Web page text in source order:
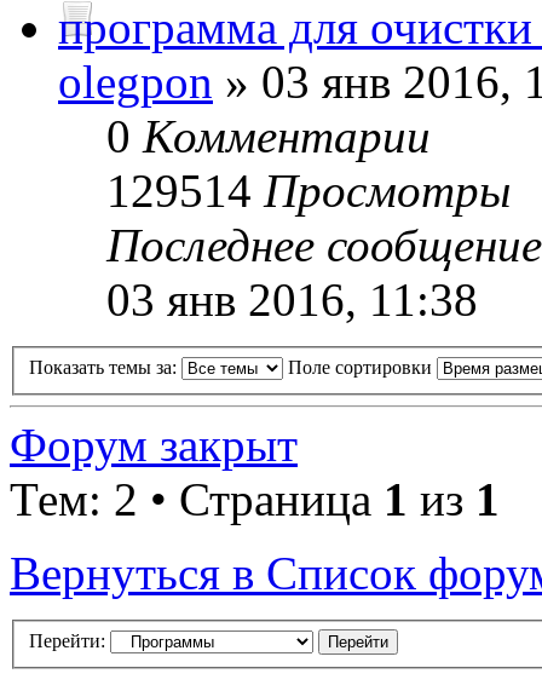
программа для
olegpon » 03 янв 2016,
0 Комментарии
129514 Просмотры
Последнее
03 янв 2016, 11:38
Показать темы за: Поле сортировки
Форум закрыт
Тем: 2 • Страница 1 из 1
Вернуться в Список
Перейти: